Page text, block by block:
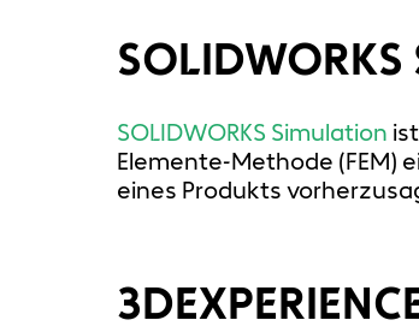
SOLIDWORKS Simulation
Elemente-Methode (FEM)
eines Produkts